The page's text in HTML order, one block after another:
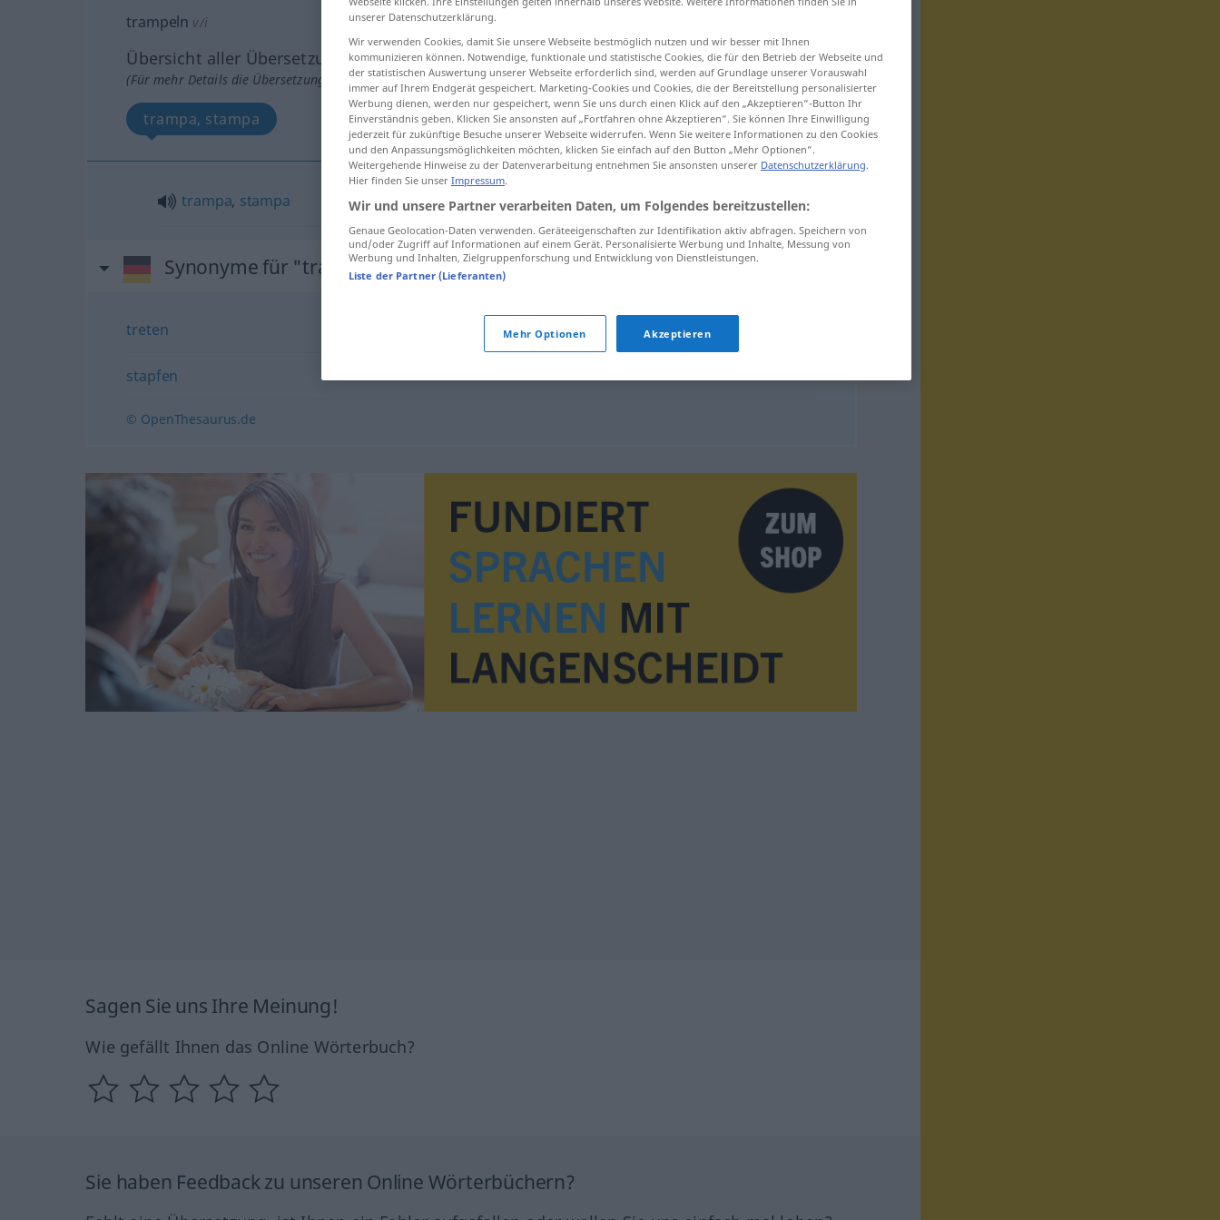
trampeln v/i
Übersicht aller Übersetzungen
(Für mehr Details die Übersetzung anklicken/antippen)
trampa, stampa
trampa, stampa trampeln
Synonyme für "trampeln"
treten
stapfen
© OpenThesaurus.de
Sagen Sie uns Ihre Meinung!
Wie gefällt Ihnen das Online Wörterbuch?
Sie haben Feedback zu unseren Online Wörterbüchern?
unserer Datenschutzerklärung.
Wir verwenden Cookies, damit Sie unsere Webseite bestmöglich nutzen und wir besser mit Ihnen
kommunizieren können. Notwendige, funktionale und statistische Cookies, die für den Betrieb der Webseite und
der statistischen Auswertung unserer Webseite erforderlich sind, werden auf Grundlage unserer Vorauswahl
immer auf Ihrem Endgerät gespeichert. Marketing-Cookies und Cookies, die der Bereitstellung personalisierter
Werbung dienen, werden nur gespeichert, wenn Sie uns durch einen Klick auf den „Akzeptieren“-Button Ihr
Einverständnis geben. Klicken Sie ansonsten auf „Fortfahren ohne Akzeptieren“. Sie können Ihre Einwilligung
jederzeit für zukünftige Besuche unserer Webseite widerrufen. Wenn Sie weitere Informationen zu den Cookies
und den Anpassungsmöglichkeiten möchten, klicken Sie einfach auf den Button „Mehr Optionen“.
Weitergehende Hinweise zu der Datenverarbeitung entnehmen Sie ansonsten unserer Datenschutzerklärung.
Hier finden Sie unser Impressum.
Wir und unsere Partner verarbeiten Daten, um Folgendes bereitzustellen:
Genaue Geolocation-Daten verwenden. Geräteeigenschaften zur Identifikation aktiv abfragen. Speichern von
und/oder Zugriff auf Informationen auf einem Gerät. Personalisierte Werbung und Inhalte, Messung von
Werbung und Inhalten, Zielgruppenforschung und Entwicklung von Dienstleistungen.
Liste der Partner (Lieferanten)
Mehr Optionen Akzeptieren